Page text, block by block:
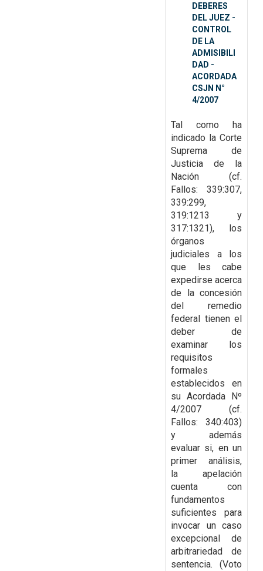
DEBERES
DEL JUEZ -
CONTROL
DE LA
ADMISIBILI
DAD -
ACORDADA
CSJN N°
4/2007
Tal como ha
indicado la Corte
Suprema de
Justicia de la
Nación (cf.
Fallos: 339:307,
339:299,
319:1213 y
317:1321), los
órganos
judiciales a los
que les cabe
expedirse acerca
de la concesión
del remedio
federal tienen el
deber de
examinar los
requisitos
formales
establecidos en
su Acordada Nº
4/2007 (cf.
Fallos: 340:403)
y además
evaluar si, en un
primer análisis,
la apelación
cuenta con
fundamentos
suficientes para
invocar un caso
excepcional de
arbitrariedad de
sentencia. (Voto